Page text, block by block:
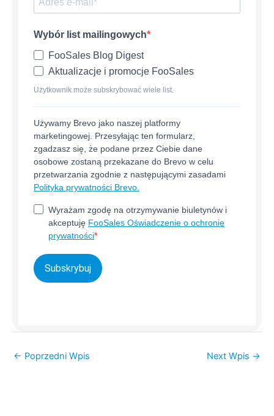
Wybór list mailingowych
FooSales Blog Digest
Aktualizacje i promocje FooSales
Użytkownik może subskrybować wiele list.
Używamy Brevo jako naszej platformy
marketingowej. Przesyłając ten formularz,
zgadzasz się, że podane przez Ciebie dane
osobowe zostaną przekazane do Brevo w celu
przetwarzania zgodnie z następującymi zasadami
Polityka prywatności Brevo.
Wyrażam zgodę na otrzymywanie biuletynów i
akceptuję FooSales Oświadczenie o ochronie
prywatności
Subskrybuj
← Poprzedni Wpis Next Wpis →